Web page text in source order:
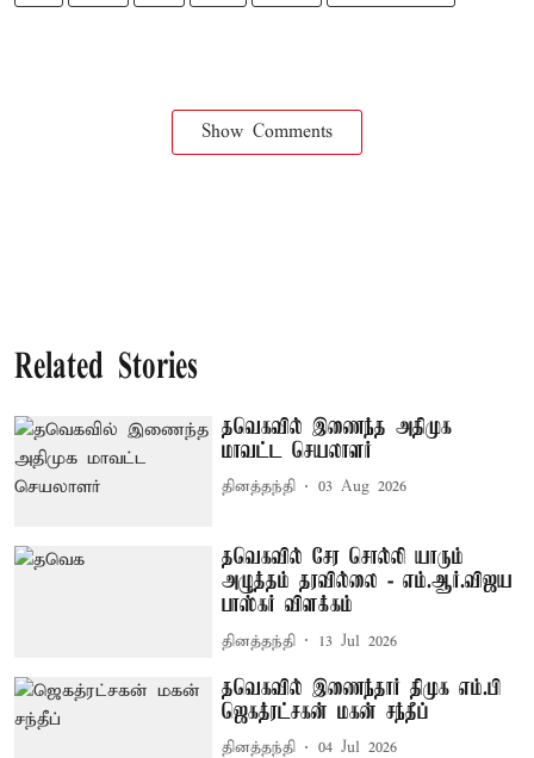
Show Comments
Related Stories
தவெகவில் இணைந்த அதிமுக
மாவட்ட செயலாளர்
தினத்தந்தி 03 Aug 2026
தவெகவில் சேர சொல்லி யாரும்
அழுத்தம் தரவில்லை - எம்.ஆர்.விஜய
பாஸ்கர் விளக்கம்
தினத்தந்தி 13 Jul 2026
தவெகவில் இணைந்தார் திமுக எம்.பி
ஜெகத்ரட்சகன் மகன் சந்தீப்
தினத்தந்தி 04 Jul 2026